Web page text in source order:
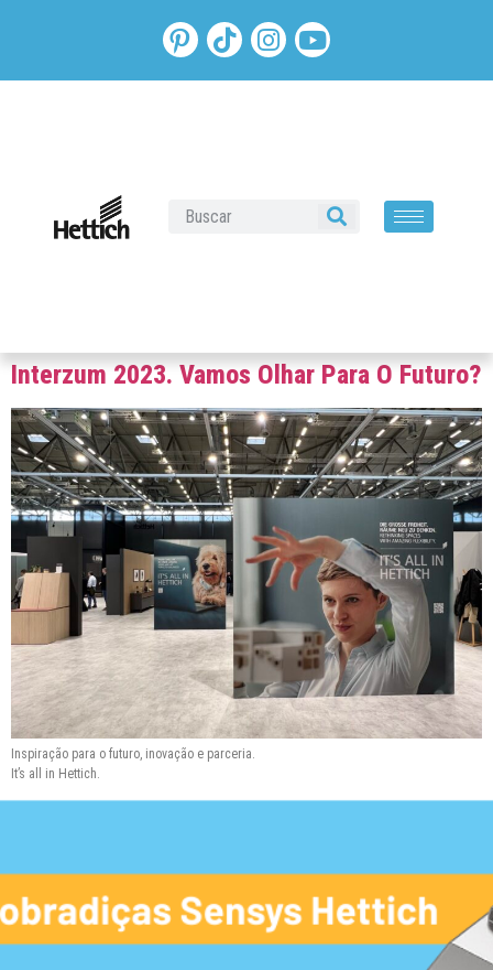
Interzum 2023. Vamos Olhar Para O Futuro?
Inspiração para o futuro, inovação e parceria.
It’s all in Hettich.